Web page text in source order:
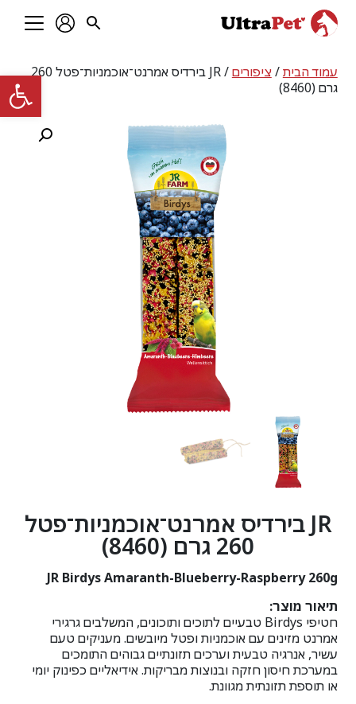
פתח עמוד הבית/ציפורים
/ JR בירדיס אמרנט־אוכמניות־פטל 260
גרם (8460)
JR בירדיס אמרנט־אוכמניות־פטל
260 גרם (8460)
JR Birdys Amaranth-Blueberry-Raspberry 260g
תיאור מוצר:
חטיפי Birdys טבעיים לתוכים ותוכונים, המשלבים גרגירי
אמרנט מזינים עם אוכמניות ופטל מיובשים. מעניקים טעם
עשיר, אנרגיה טבעית וערכים תזונתיים גבוהים התומכים
במערכת חיסון חזקה ובנוצות מבריקות. אידיאליים כפינוק יומי
או תוספת תזונתית מגוונת.